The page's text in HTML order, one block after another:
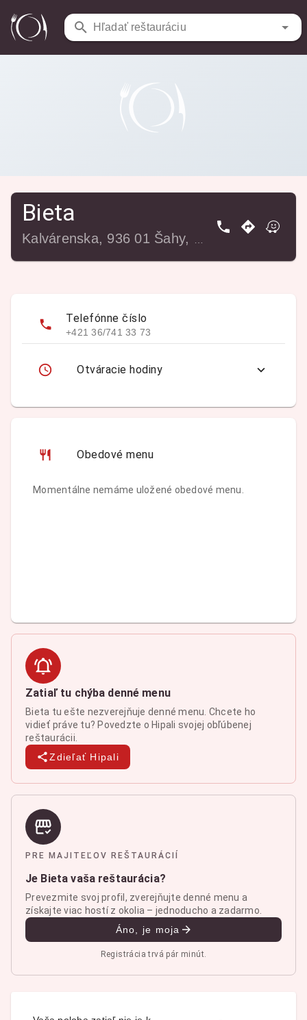
Hľadať reštauráciu
Reštaurácie /
Bieta
Telefónne číslo
+421 36/741 33 73
Otváracie hodiny
Obedové menu
Momentálne nemáme uložené obedové menu.
Zatiaľ tu chýba denné menu
Bieta tu ešte nezverejňuje denné menu. Chcete ho
vidieť práve tu? Povedzte o Hipali svojej obľúbenej
reštaurácii.
Zdieľať Hipali
PRE MAJITEĽOV REŠTAURÁCIÍ
Je Bieta vaša reštaurácia?
Prevezmite svoj profil, zverejňujte denné menu a
získajte viac hostí z okolia – jednoducho a zadarmo.
Áno, je moja
Registrácia trvá pár minút.